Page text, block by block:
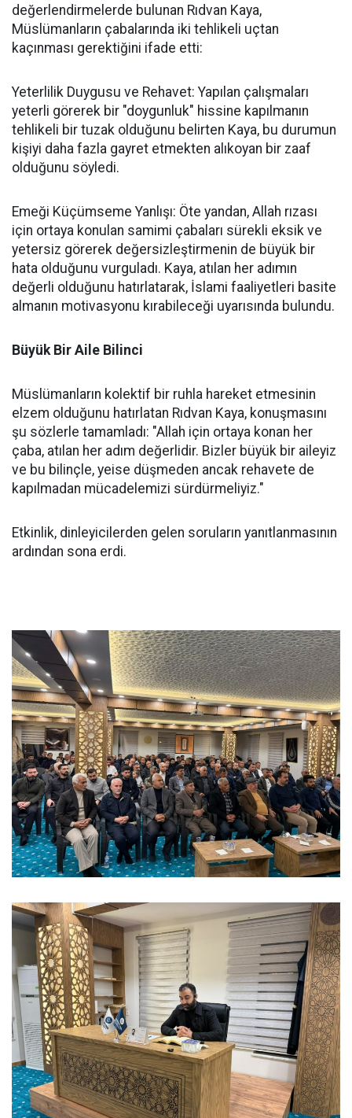
değerlendirmelerde bulunan Rıdvan Kaya,
Müslümanların çabalarında iki tehlikeli uçtan
kaçınması gerektiğini ifade etti:
Yeterlilik Duygusu ve Rehavet: Yapılan çalışmaları
yeterli görerek bir "doygunluk" hissine kapılmanın
tehlikeli bir tuzak olduğunu belirten Kaya, bu durumun
kişiyi daha fazla gayret etmekten alıkoyan bir zaaf
olduğunu söyledi.
Emeği Küçümseme Yanlışı: Öte yandan, Allah rızası
için ortaya konulan samimi çabaları sürekli eksik ve
yetersiz görerek değersizleştirmenin de büyük bir
hata olduğunu vurguladı. Kaya, atılan her adımın
değerli olduğunu hatırlatarak, İslami faaliyetleri basite
almanın motivasyonu kırabileceği uyarısında bulundu.
Büyük Bir Aile Bilinci
Müslümanların kolektif bir ruhla hareket etmesinin
elzem olduğunu hatırlatan Rıdvan Kaya, konuşmasını
şu sözlerle tamamladı: "Allah için ortaya konan her
çaba, atılan her adım değerlidir. Bizler büyük bir aileyiz
ve bu bilinçle, yeise düşmeden ancak rehavete de
kapılmadan mücadelemizi sürdürmeliyiz."
Etkinlik, dinleyicilerden gelen soruların yanıtlanmasının
ardından sona erdi.